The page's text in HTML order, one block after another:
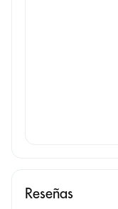
Reseñas